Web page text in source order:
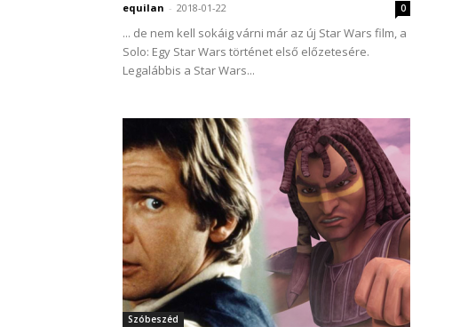
equilan - 2018-01-22 0
... de nem kell sokáig várni már az új Star Wars film, a
Solo: Egy Star Wars történet első előzetesére.
Legalábbis a Star Wars...
Szóbeszéd